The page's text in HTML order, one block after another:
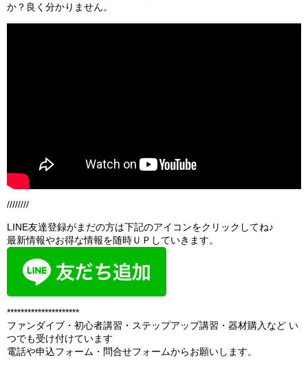
か？良く分かりません。
////////
LINE友達登録がまだの方は下記のアイコンをクリックしてね♪
最新情報やお得な情報を随時ＵＰしていきます。
*********************
ファンダイブ・初心者講習・ステップアップ講習・器材購入など い
つでも受け付けています
電話や申込フォーム・問合せフォームからお願いします。